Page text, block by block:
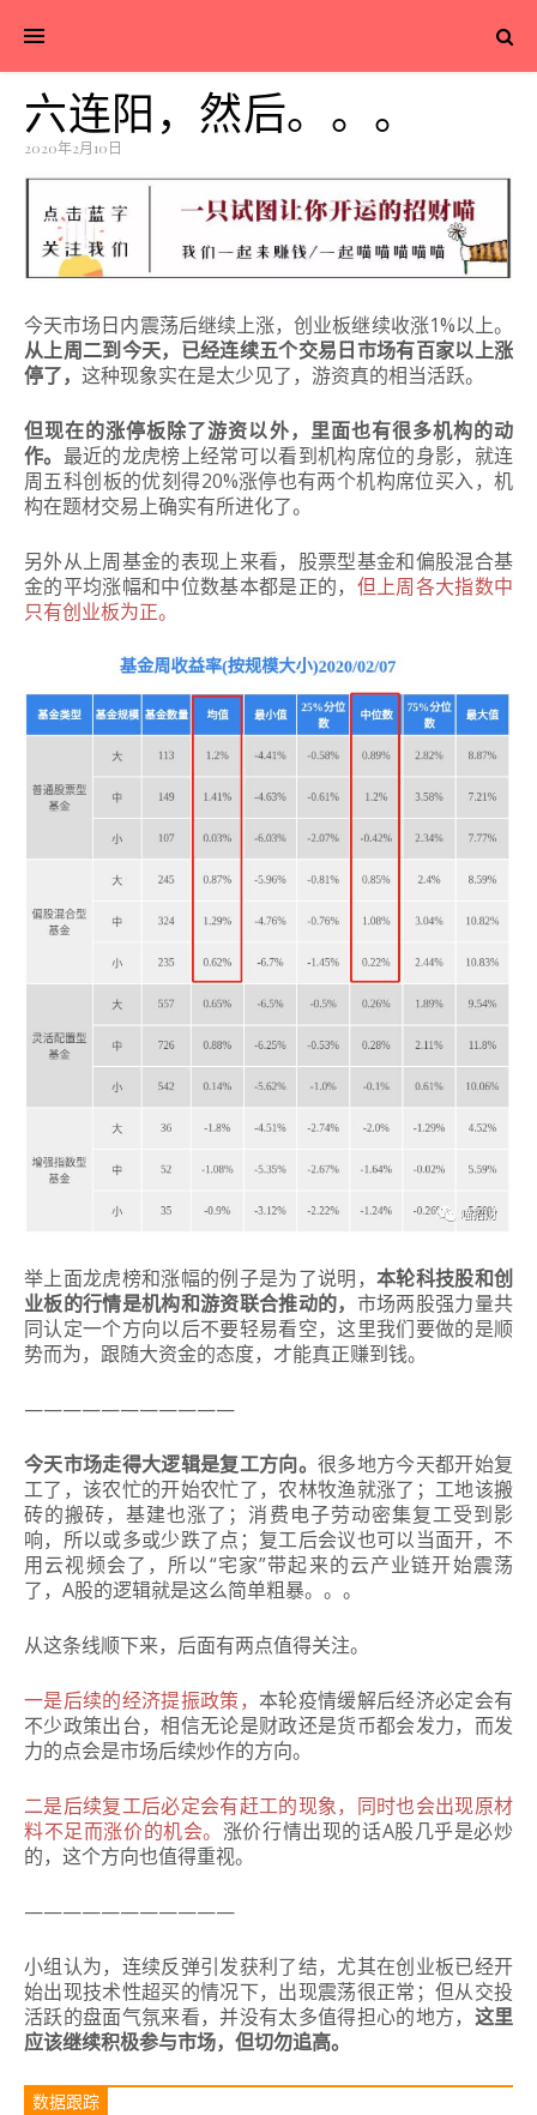
六连阳，然后。。。
2020年2月10日
今天市场日内震荡后继续上涨，创业板继续收涨1%以上。
从上周二到今天，已经连续五个交易日市场有百家以上涨
停了， 这种现象实在是太少见了，游资真的相当活跃。
但现在的涨停板除了游资以外，里面也有很多机构的动
作。 最近的龙虎榜上经常可以看到机构席位的身影，就连
周五科创板的优刻得20%涨停也有两个机构席位买入，机
构在题材交易上确实有所进化了。
另外从上周基金的表现上来看，股票型基金和偏股混合基
金的平均涨幅和中位数基本都是正的， 但上周各大指数中
只有创业板为正。
举上面龙虎榜和涨幅的例子是为了说明， 本轮科技股和创
业板的行情是机构和游资联合推动的， 市场两股强力量共
同认定一个方向以后不要轻易看空，这里我们要做的是顺
势而为，跟随大资金的态度，才能真正赚到钱。
———————————
今天市场走得大逻辑是复工方向。 很多地方今天都开始复
工了，该农忙的开始农忙了，农林牧渔就涨了； 工地该搬
砖的搬砖，基建也涨了； 消费电子劳动密集复工受到影
响，所以或多或少跌了点； 复工后会议也可以当面开，不
用云视频会了，所以“宅家”带起来的云产业链开始震荡
了，A股的逻辑就是这么简单粗暴。 。 。
从这条线顺下来，后面有两点值得关注。
一是后续的经济提振政策， 本轮疫情缓解后经济必定会有
不少政策出台，相信无论是财政还是货币都会发力，而发
力的点会是市场后续炒作的方向。
二是后续复工后必定会有赶工的现象，同时也会出现原材
料不足而涨价的机会。 涨价行情出现的话A股几乎是必炒
的，这个方向也值得重视。
———————————
小组认为，连续反弹引发获利了结，尤其在创业板已经开
始出现技术性超买的情况下，出现震荡很正常； 但从交投
活跃的盘面气氛来看，并没有太多值得担心的地方， 这里
应该继续积极参与市场，但切勿追高。
数据跟踪